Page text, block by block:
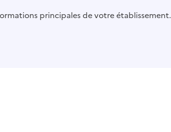
principales de votre établissement.